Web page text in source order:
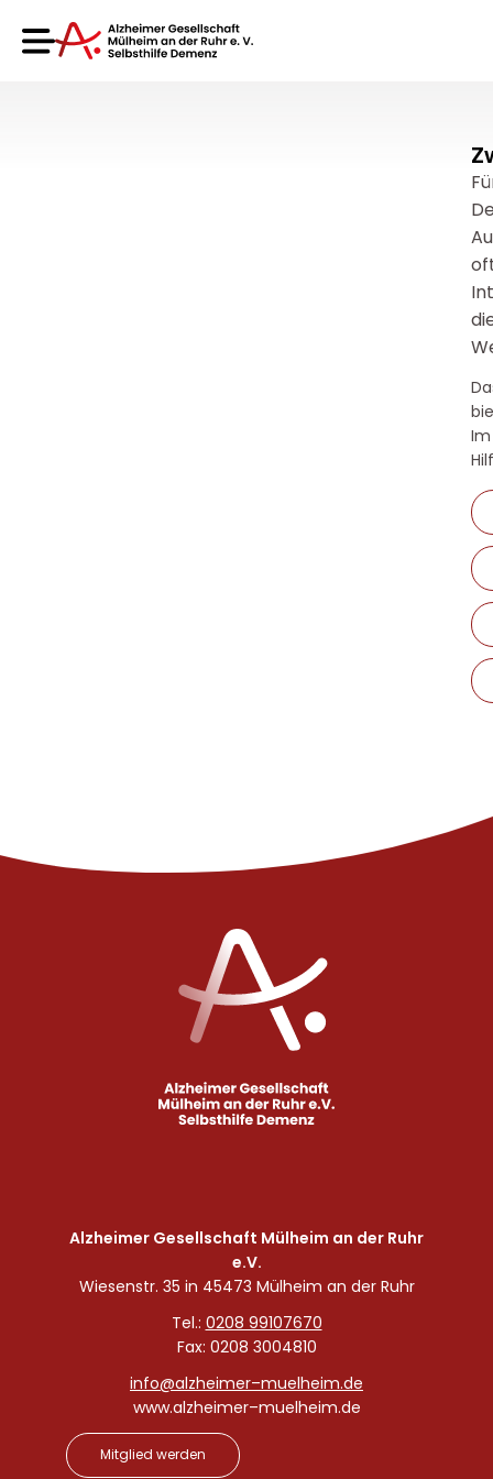
Alzheimer Gesellschaft Mülheim an der Ruhr
e.V.
Wiesenstr. 35 in 45473 Mülheim an der Ruhr
Tel.: 0208 99107670
Fax: 0208 3004810
info@alzheimer–muelheim.de
www.alzheimer–muelheim.de
Mitglied werden